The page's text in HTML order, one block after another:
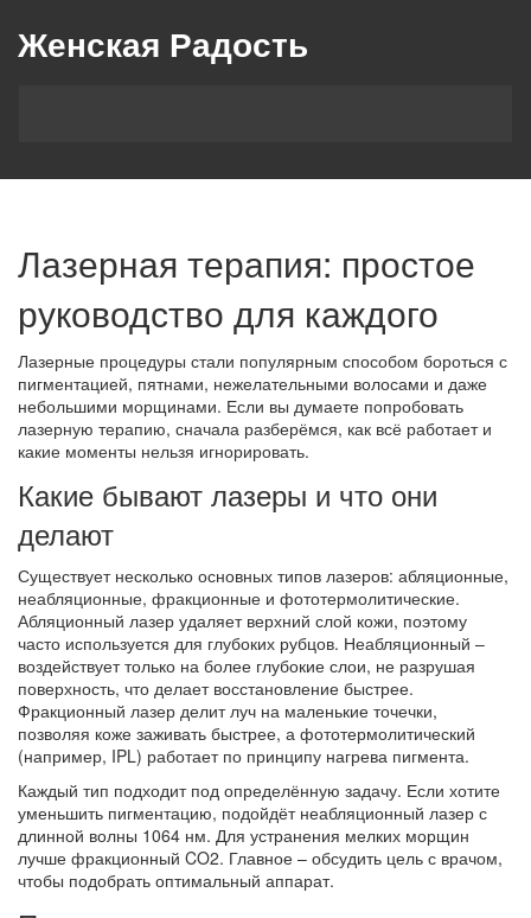
Женская Радость
Лазерная терапия: простое
руководство для каждого
Лазерные процедуры стали популярным способом бороться с
пигментацией, пятнами, нежелательными волосами и даже
небольшими морщинами. Если вы думаете попробовать
лазерную терапию, сначала разберёмся, как всё работает и
какие моменты нельзя игнорировать.
Какие бывают лазеры и что они
делают
Существует несколько основных типов лазеров: абляционные,
неабляционные, фракционные и фототермолитические.
Абляционный лазер удаляет верхний слой кожи, поэтому
часто используется для глубоких рубцов. Неабляционный –
воздействует только на более глубокие слои, не разрушая
поверхность, что делает восстановление быстрее.
Фракционный лазер делит луч на маленькие точечки,
позволяя коже заживать быстрее, а фототермолитический
(например, IPL) работает по принципу нагрева пигмента.
Каждый тип подходит под определённую задачу. Если хотите
уменьшить пигментацию, подойдёт неабляционный лазер с
длинной волны 1064 нм. Для устранения мелких морщин
лучше фракционный CO2. Главное – обсудить цель с врачом,
чтобы подобрать оптимальный аппарат.